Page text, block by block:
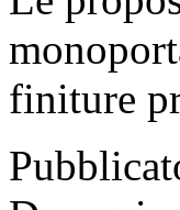
finiture